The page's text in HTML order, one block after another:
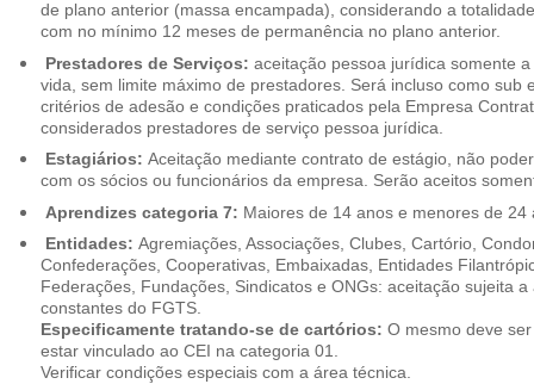
de plano anterior (massa encampada), considerando a
com no mínimo 12 meses de permanência no plano anterior.
Prestadores de Serviços: aceitação pessoa jurídica somente a
vida, sem limite máximo de prestadores. Será incluso como sub
critérios de adesão e condições praticados pela Empresa
considerados prestadores de serviço pessoa jurídica.
Estagiários: Aceitação mediante contrato de estágio, não
com os sócios ou funcionários da empresa. Serão aceitos
Aprendizes categoria 7: Maiores de 14 anos e menores de 24
Entidades: Agremiações, Associações, Clubes, Cartório,
Confederações, Cooperativas, Embaixadas, Entidades
Federações, Fundações, Sindicatos e ONGs: aceitação sujeita
constantes do FGTS.
Especificamente tratando-se de cartórios: O mesmo deve
estar vinculado ao CEI na categoria 01.
Verificar condições especiais com a área técnica.